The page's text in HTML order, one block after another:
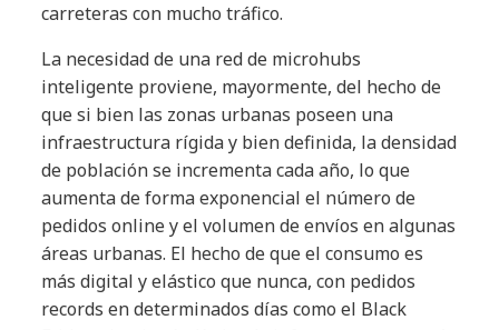
carreteras con mucho tráfico.
La necesidad de una red de microhubs
inteligente proviene, mayormente, del hecho de
que si bien las zonas urbanas poseen una
infraestructura rígida y bien definida, la densidad
de población se incrementa cada año, lo que
aumenta de forma exponencial el número de
pedidos online y el volumen de envíos en algunas
áreas urbanas. El hecho de que el consumo es
más digital y elástico que nunca, con pedidos
records en determinados días como el Black